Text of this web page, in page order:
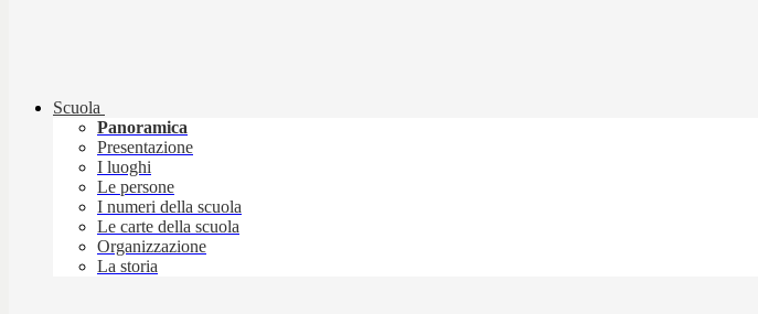
Scuola
Panoramica
Presentazione
I luoghi
Le persone
I numeri della scuola
Le carte della scuola
Organizzazione
La storia